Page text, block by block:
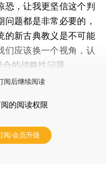
恐，让我更坚信这个判
题都是非常必要的，
的新古典教义是不可能
们应该换一个视角，认
的战略性问题。
阅后继续阅读
的阅读权限
阅/会员升级